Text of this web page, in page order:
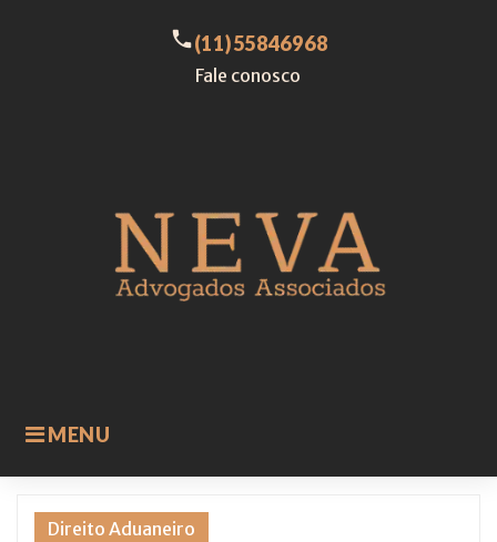
MENU
call(11)55846968
Fale conosco
Tag:
Direito Aduaneiro